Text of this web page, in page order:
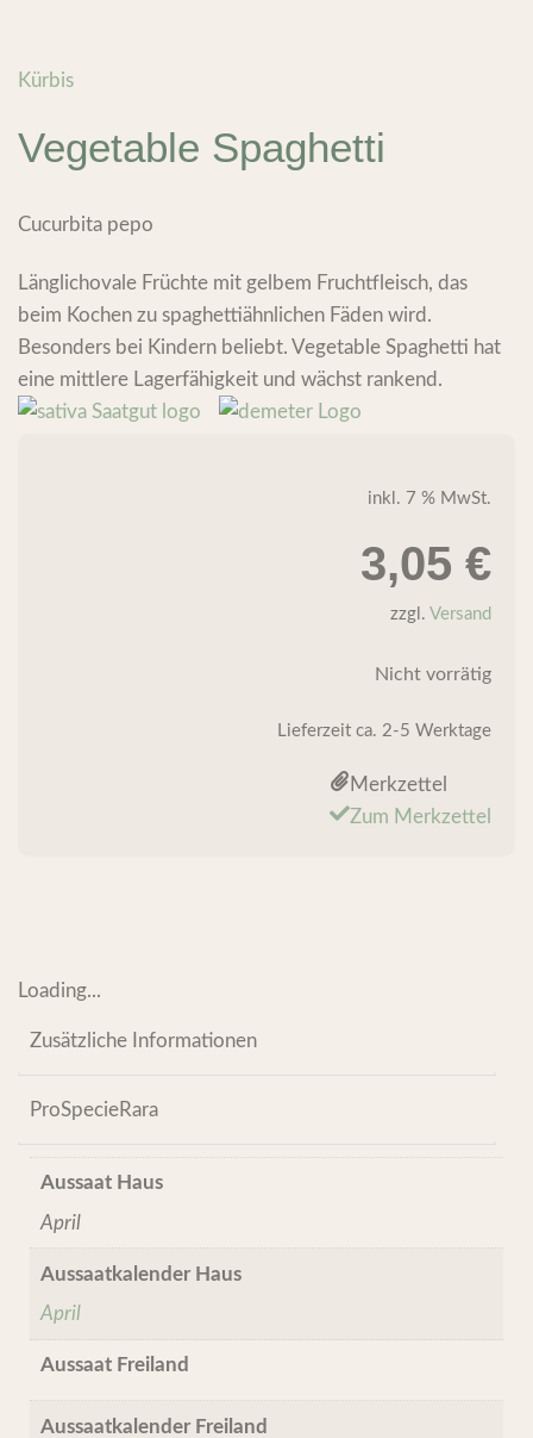
Kürbis
Vegetable Spaghetti
Cucurbita pepo
Länglichovale Früchte mit gelbem Fruchtfleisch, das
beim Kochen zu spaghettiähnlichen Fäden wird.
Besonders bei Kindern beliebt. Vegetable Spaghetti hat
eine mittlere Lagerfähigkeit und wächst rankend.
inkl. 7 % MwSt.
3,05 €
zzgl. Versand
Nicht vorrätig
Lieferzeit ca. 2-5 Werktage
Merkzettel
Zum Merkzettel
Loading...
Zusätzliche Informationen
ProSpecieRara
Aussaat Haus
April
Aussaatkalender Haus
April
Aussaat Freiland
Aussaatkalender Freiland